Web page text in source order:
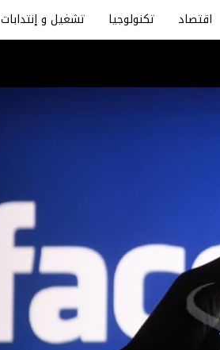
اقتصاد تكنولوجيا تشغيل و إنتدابات